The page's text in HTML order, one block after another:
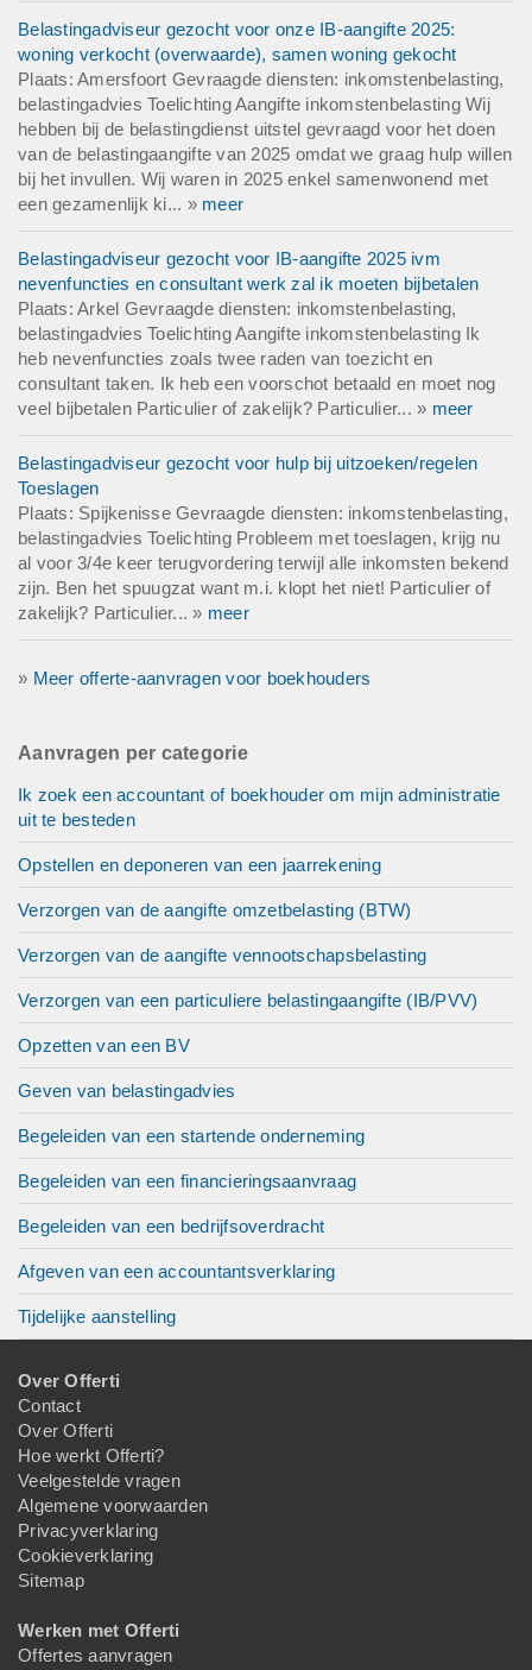
Belastingadviseur gezocht voor onze IB-aangifte 2025:
woning verkocht (overwaarde), samen woning gekocht
Plaats: Amersfoort Gevraagde diensten: inkomstenbelasting,
belastingadvies Toelichting Aangifte inkomstenbelasting Wij
hebben bij de belastingdienst uitstel gevraagd voor het doen
van de belastingaangifte van 2025 omdat we graag hulp willen
bij het invullen. Wij waren in 2025 enkel samenwonend met
een gezamenlijk ki... » meer
Belastingadviseur gezocht voor IB-aangifte 2025 ivm
nevenfuncties en consultant werk zal ik moeten bijbetalen
Plaats: Arkel Gevraagde diensten: inkomstenbelasting,
belastingadvies Toelichting Aangifte inkomstenbelasting Ik
heb nevenfuncties zoals twee raden van toezicht en
consultant taken. Ik heb een voorschot betaald en moet nog
veel bijbetalen Particulier of zakelijk? Particulier... » meer
Belastingadviseur gezocht voor hulp bij uitzoeken/regelen
Toeslagen
Plaats: Spijkenisse Gevraagde diensten: inkomstenbelasting,
belastingadvies Toelichting Probleem met toeslagen, krijg nu
al voor 3/4e keer terugvordering terwijl alle inkomsten bekend
zijn. Ben het spuugzat want m.i. klopt het niet! Particulier of
zakelijk? Particulier... » meer
» Meer offerte-aanvragen voor boekhouders
Aanvragen per categorie
Ik zoek een accountant of boekhouder om mijn administratie
uit te besteden
Opstellen en deponeren van een jaarrekening
Verzorgen van de aangifte omzetbelasting (BTW)
Verzorgen van de aangifte vennootschapsbelasting
Verzorgen van een particuliere belastingaangifte (IB/PVV)
Opzetten van een BV
Geven van belastingadvies
Begeleiden van een startende onderneming
Begeleiden van een financieringsaanvraag
Begeleiden van een bedrijfsoverdracht
Afgeven van een accountantsverklaring
Tijdelijke aanstelling
Over Offerti
Contact
Over Offerti
Hoe werkt Offerti?
Veelgestelde vragen
Algemene voorwaarden
Privacyverklaring
Cookieverklaring
Sitemap
Werken met Offerti
Offertes aanvragen